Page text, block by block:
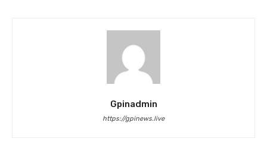
Gpinadmin
https://gpinews.live